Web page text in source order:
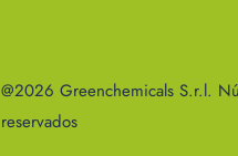
@2026 Greenchemicals S.r.l.
reservados